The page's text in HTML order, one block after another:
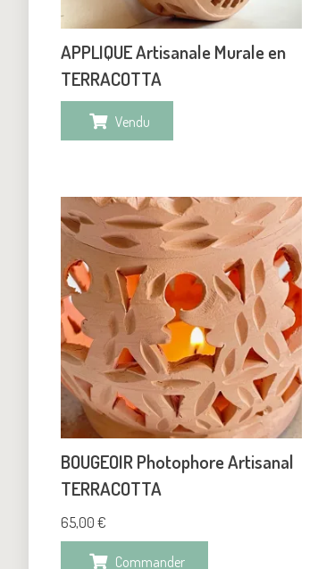
APPLIQUE Artisanale Murale en
TERRACOTTA
Vendu
BOUGEOIR Photophore Artisanal
TERRACOTTA
65,00 €
Commander